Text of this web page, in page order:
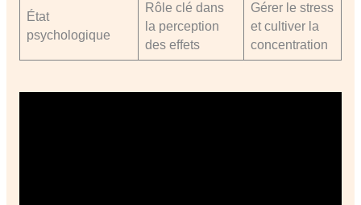
État
psychologique
Rôle clé dans
la perception
des effets
Gérer le stress
et cultiver la
concentration